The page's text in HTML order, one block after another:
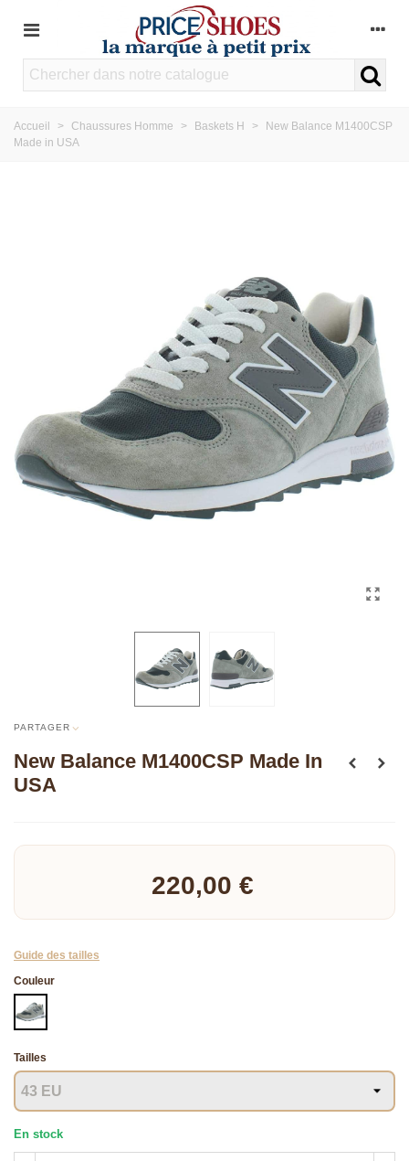
Accueil > Chaussures Homme > Baskets H >
New Balance M1400CSP
Made in USA
PARTAGER
New Balance M1400CSP Made In
USA
220,00 €
Guide des tailles
Couleur
KAKI
Tailles
En stock